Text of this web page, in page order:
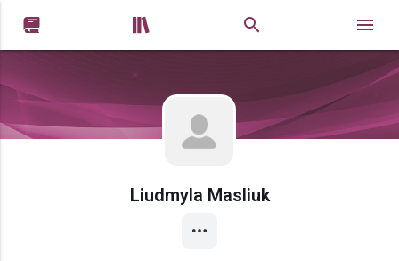
 
Liudmyla Masliuk